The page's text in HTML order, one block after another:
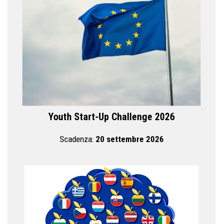
Youth Start-Up Challenge 2026
Scadenza: 20 settembre 2026